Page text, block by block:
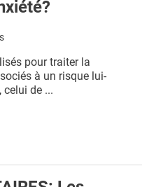
pour traiter la
à un risque lui-
de ...